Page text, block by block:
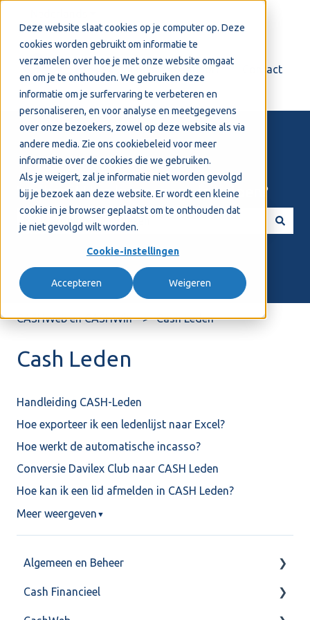
Deze website slaat cookies op je computer op. Deze
cookies worden gebruikt om informatie te
verzamelen over hoe je met onze website omgaat
en om je te onthouden. We gebruiken deze
informatie om je surfervaring te verbeteren en
personaliseren, en voor analyse en meetgegevens
over onze bezoekers, zowel op deze website als via
andere media. Zie ons cookiebeleid voor meer
informatie over de cookies die we gebruiken.
Als je weigert, zal je informatie niet worden gevolgd
bij je bezoek aan deze website. Er wordt een kleine
cookie in je browser geplaatst om te onthouden dat
je niet gevolgd wilt worden.
Cookie-instellingen
Accepteren Weigeren
Support Contact
Welkom! Hoe kunnen we je helpen?
CASHWeb en CASHWin Cash Leden
Cash Leden
Handleiding CASH-Leden
Hoe exporteer ik een ledenlijst naar Excel?
Hoe werkt de automatische incasso?
Conversie Davilex Club naar CASH Leden
Hoe kan ik een lid afmelden in CASH Leden?
Meer weergeven ▼
Algemeen en Beheer
Bank(koppeling)
Cash Financieel